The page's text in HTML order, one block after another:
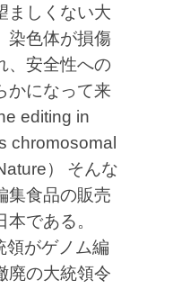
ましくない大
染色体が損傷
、安全性への
かになって来
editing in
chromosomal
）
そんな
集食品の販売
である。
領がゲノム編
廃の大統領令